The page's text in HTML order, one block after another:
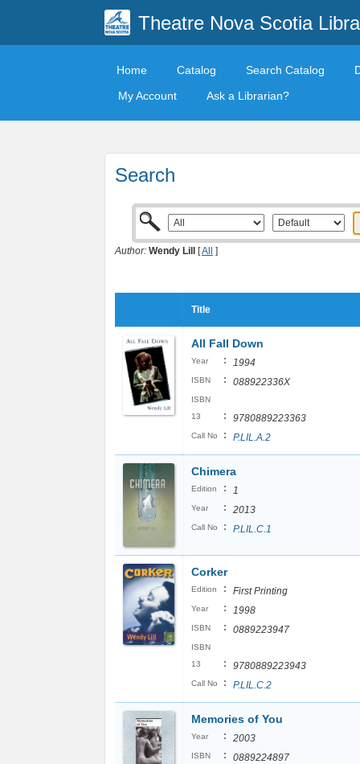
Theatre Nova Scotia
Home Catalog Search Catalog
My Account
Ask a Librarian?
Search
Author: Wendy Lill [All ]
Title
All Fall Down
Year : 1994
ISBN : 088922336X
ISBN
13
: 9780889223363
Call No : P.LIL.A.2
Chimera
Edition : 1
Year : 2013
Call No : P.LIL.C.1
Corker
Edition : First Printing
Year : 1998
ISBN : 0889223947
ISBN
13
: 9780889223943
Call No : P.LIL.C.2
Memories of You
Year : 2003
ISBN : 0889224897